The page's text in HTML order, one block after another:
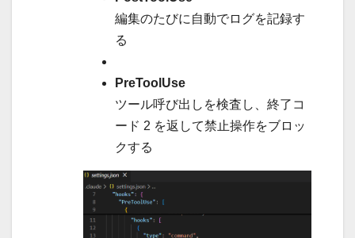
編集のたびに自動でログを記録す
る
PreToolUse
ツール呼び出しを検査し、終了コ
ード 2 を返して禁止操作をブロッ
クする